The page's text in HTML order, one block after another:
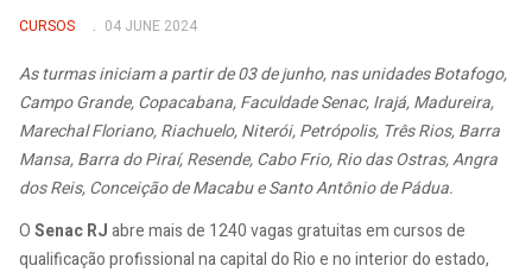
CURSOS 04 JUNE 2024
As turmas iniciam a partir de 03 de junho, nas unidades Botafogo,
Campo Grande, Copacabana, Faculdade Senac, Irajá, Madureira,
Marechal Floriano, Riachuelo, Niterói, Petrópolis, Três Rios, Barra
Mansa, Barra do Piraí, Resende, Cabo Frio, Rio das Ostras, Angra
dos Reis, Conceição de Macabu e Santo Antônio de Pádua.
OSenac RJabre mais de 1240 vagas gratuitas em cursos de
qualificação profissional na capital do Rio e no interior do estado,